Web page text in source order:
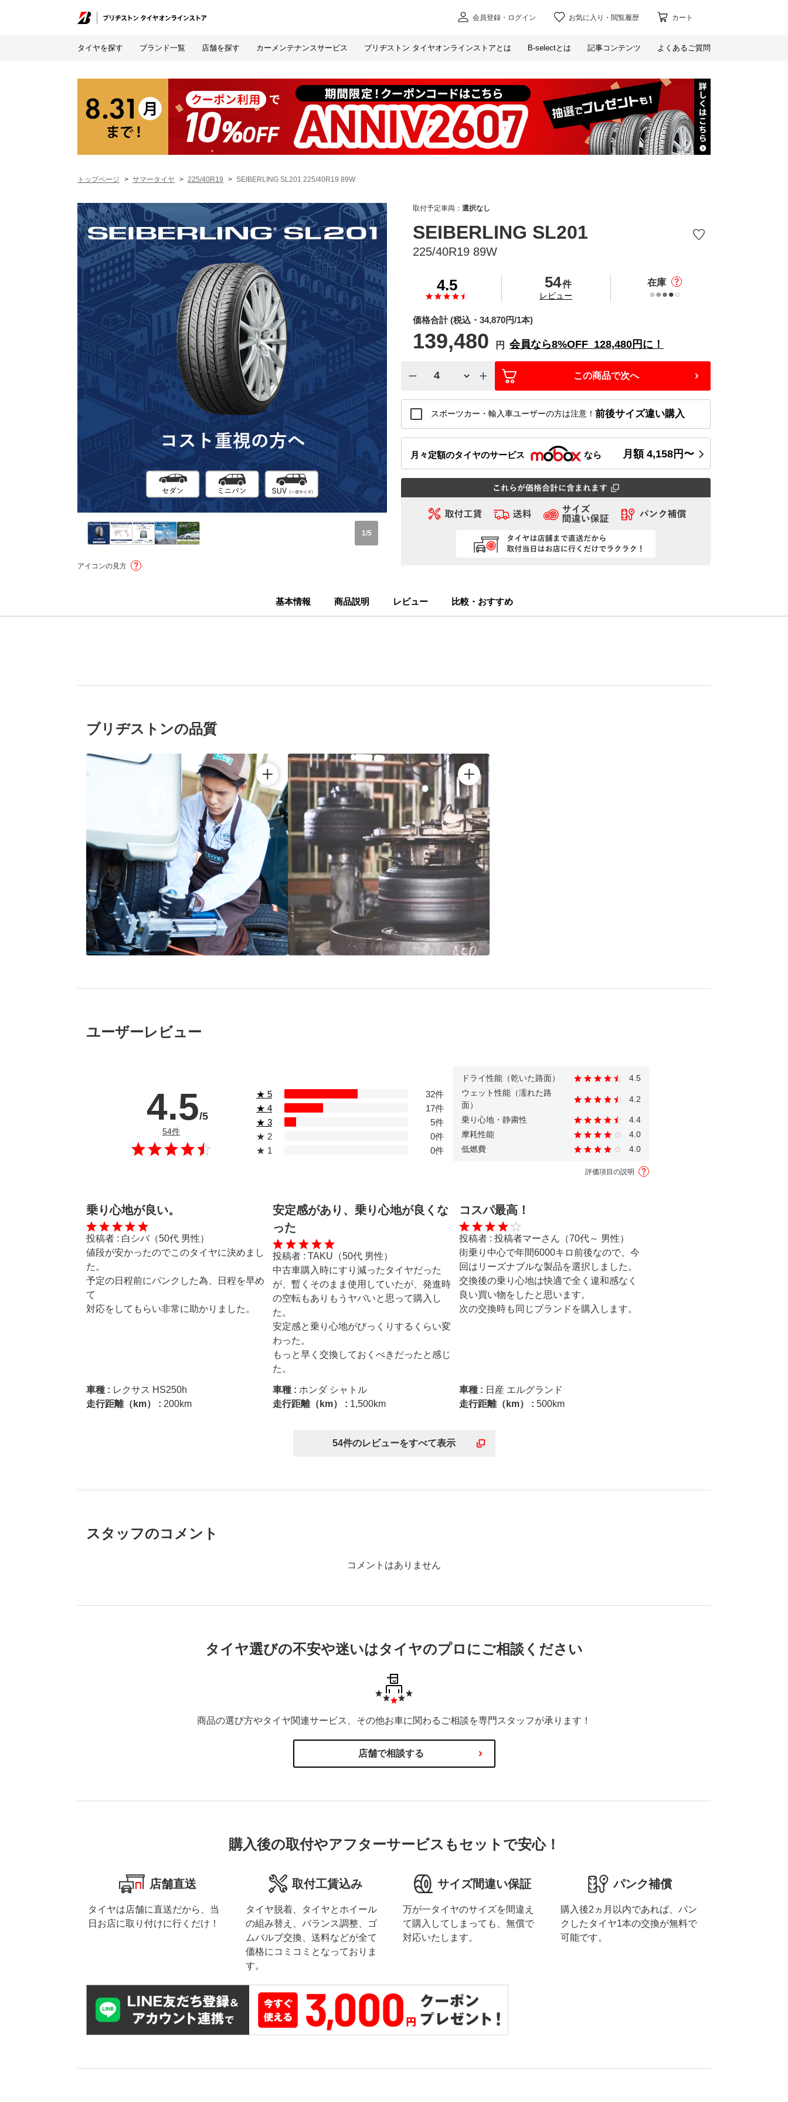
会員登録・ログイン お気に入り ・ 閲覧履歴 カート
タイヤを探す ブランド一覧 店舗を探す カー メンテナンスサービス ブリヂストン タイヤオンラインストアとは B-selectとは 記事コンテンツ よくあるご質問
トップページ サマータイヤ 225/40R19 SEIBERLING SL201 225/40R19 89W
1/5
取付予定車両： 選択なし
SEIBERLING SL201
225/40R19 89W
4.5 54件
の
レビュー
在庫
アイコンの見方
価格合計 (税込・ 34,870円/1本)
139,480 円 会員なら8%OFF 128,480 円に！
この商品で次へ
スポーツカー・輸入車ユーザーの方は注意！ 前後サイズ違い購入
月々定額のタイヤのサービス なら 月額 4,158円〜
基本情報 商品説明 レビュー 比較・おすすめ
ブリヂストンの品質
“タイヤのプロ”が取付
ブリヂストンのタイヤづくり
ユーザーレビュー
54件のレビュー
4.5/5
★ 5
32件
★ 4
17件
★ 3
5件
★ 2
0件
★ 1
0件
ドライ性能（乾いた路面）
4.5
ウェット性能（濡れた路
面）
4.2
乗り心地・静粛性
4.4
摩耗性能
4.0
低燃費
4.0
評価項目の説明
乗り心地が良い。
投稿者 : 白シバ（50代 男性）
値段が安かったのでこのタイヤに決めまし
た。
予定の日程前にパンクした為、日程を早め
て
対応をしてもらい非常に助かりました。
車種 : レクサス HS250h
走行距離（km） : 200km
安定感があり、乗り心地が良くな
った
投稿者 : TAKU（50代 男性）
中古車購入時にすり減ったタイヤだった
が、暫くそのまま使用していたが、発進時
の空転もありもうヤバいと思って購入し
た。
安定感と乗り心地がびっくりするくらい変
わった。
もっと早く交換しておくべきだったと感じ
た。
車種 : ホンダ シャトル
走行距離（km） : 1,500km
コスパ最高！
投稿者 : 投稿者マーさん（70代～ 男性）
街乗り中心で年間6000キロ前後なので、今
回はリーズナブルな製品を選択しました。
交換後の乗り心地は快適で全く違和感なく
良い買い物をしたと思います。
次の交換時も同じブランドを購入します。
車種 : 日産 エルグランド
走行距離（km） : 500km
54件のレビューをすべて表示
スタッフのコメント
コメントはありません
タイヤ選びの不安や迷いはタイヤのプロにご相談ください
商品の選び方やタイヤ関連サービス、その他お車に関わるご相談を専門スタッフが承ります！
店舗で相談する
購入後の取付やアフターサービスもセットで安心！
店舗直送
タイヤは店舗に直送だから、当
日お店に取り付けに行くだけ！
取付工賃込み
タイヤ脱着、タイヤとホイール
の組み替え、バランス調整、ゴ
ムバルブ交換、送料などが全て
価格にコミコミとなっておりま
す。
サイズ間違い保証
万が一タイヤのサイズを間違え
て購入してしまっても、無償で
対応いたします。
パンク補償
購入後2ヵ月以内であれば、パン
クしたタイヤ1本の交換が無料で
可能です。